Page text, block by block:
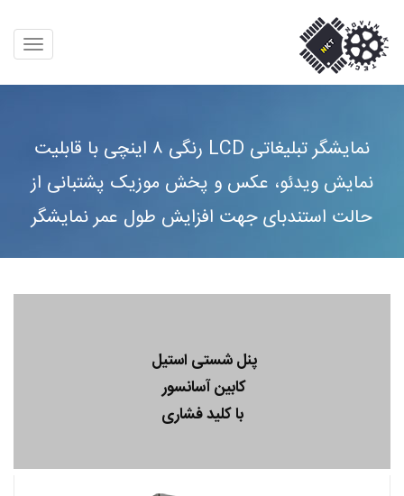
نمایشگر تبلیغاتی LCD رنگی ۸ اینچی با قابلیت
نمایش ویدئو، عکس و پخش موزیک پشتبانی از
حالت استندبای جهت افزایش طول عمر نمایشگر
پنل شستی استیل
کابین آسانسور
با کلید فشاری